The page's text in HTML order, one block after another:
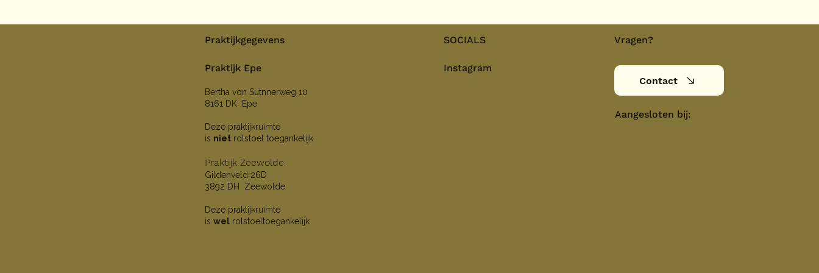
SOCIALS
Instagram
Aangesloten bij:
Vragen?
Contact
Praktijkgegevens
Praktijk Epe
Bertha von Sutnnerweg 10
8161 DK Epe
Deze praktijkruimte
is niet rolstoel toegankelijk
Praktijk Zeewolde
Gildenveld 26D
3892 DH Zeewolde
Deze praktijkruimte
is wel rolstoeltoegankelijk